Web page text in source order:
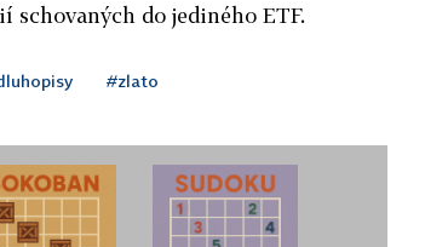
do jediného ETF.
#zlato